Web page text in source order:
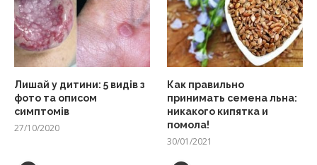
Лишай у дитини: 5 видів з
фото та описом
симптомів
27/10/2020
Как правильно
принимать семена льна:
никакого кипятка и
помола!
30/01/2021